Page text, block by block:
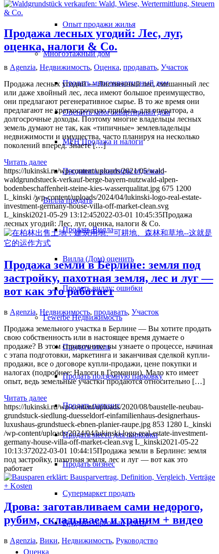
Опыт продажи жилья
Многоэтажный дом
Продать многоквартирный дом
Оценить многоквартирный дом
MFH Продажа и налоги
Продавать квартиры отдельно
Виллапродать
Продать Вилла
Вилла (Дом) оценить
Продать виллу: ошибки
ГewerbeНедвижимость
Продать отель
Продать подземную парковку
Продать паркинг
Продать место для парковки
Продать бизнес
Супермаркет продать
Продать торговый центр
Оценка
Продажа лесных угодий: Лес, луг,
оценка, налоги & Co.
в Agenzia, Недвижимость, Оценка, продавать, Участок
Продажа лесных угодий — Лиственный лес, смешанный лес
или даже хвойный лес, леса имеют большое преимущество,
они предлагают регенеративное сырье. В то же время они
предлагают не краткосрочную прибыль для оператора, а
долгосрочные доходы. Поэтому многие владельцы лесных
земель думают не так, как «типичные» землевладельцы
недвижимости и имущества, часто планируя на несколько
поколений вперед. Знаете […]
Читать далее
https://lukinski.ru/wp-content/uploads/2021/05/wald-
waldgrundstueck-verkauf-berge-bayern-nutzwald-alpen-
bodenbeschaffenheit-steine-kies-wasserqualitat.jpg 675 1200
L_kinski /wp-content/uploads/2024/04/lukinski-logo-real-estate-
investment-germany-house-villa-off-market-clean.svg
L_kinski2021-05-29 13:12:452022-03-01 10:45:35Продажа
лесных угодий: Лес, луг, оценка, налоги & Co.
Продажа земли в Берлине: земля под
застройку, пахотная земля, лес и луг —
вот как это работает
в Agenzia, Недвижимость, продавать, Участок
Продажа земельного участка в Берлине — Вы хотите продать
свою собственность или в настоящее время думаете о
продаже? В этом справочнике вы узнаете о процессе, начиная
с этапа подготовки, маркетинга и заканчивая сделкой купли-
продажи, все о договоре купли-продажи, цене покупки и
налогах (подробнее: Налоги в Германии). Мало кто имеет
опыт, ведь земельные участки продаются относительно […]
Читать далее
https://lukinski.ru/wp-content/uploads/2020/08/baustelle-neubau-
grundstuck-siedlung-duesseldorf-einfamilienhaus-designerhaus-
luxushaus-grundstueck-ebnen-planier-raupe.jpg 853 1280 L_kinski
/wp-content/uploads/2024/04/lukinski-logo-real-estate-investment-
germany-house-villa-off-market-clean.svg L_kinski2021-05-22
10:13:372022-03-01 10:44:15Продажа земли в Берлине: земля
под застройку, пахотная земля, лес и луг — вот как это
работает
Дрова: заготавливаем сами недорого,
рубим, складываем и храним + видео
в Agenzia, Вики, Недвижимость, Руководство